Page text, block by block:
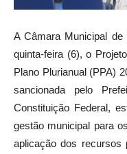
A Câmara Municipal
quinta-feira (6), o
Plano Plurianual (PPA)
sancionada pelo
Constituição Federal,
gestão municipal para
aplicação dos